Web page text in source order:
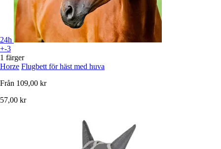
24h
+-3
1 färger
Horze Flugbett för häst med huva
Från 109,00 kr
57,00 kr